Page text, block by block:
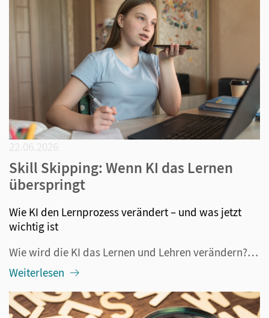
Skill Skipping: Wenn KI das Lernen
überspringt
Wie KI den Lernprozess verändert – und was jetzt
wichtig ist
Wie wird die KI das Lernen und Lehren verändern? Diese Frage beschäftigt alle im Bildungsbereich Tätigen seit mehr als drei Jahren, nämlich seitdem ChatGPT veröffentlicht wurde. Längst ist klar: Die generative KI ist nicht mehr aus dem Alltag – also auch nicht aus der Schule – wegzudenken. Darüber h...
Weiterlesen